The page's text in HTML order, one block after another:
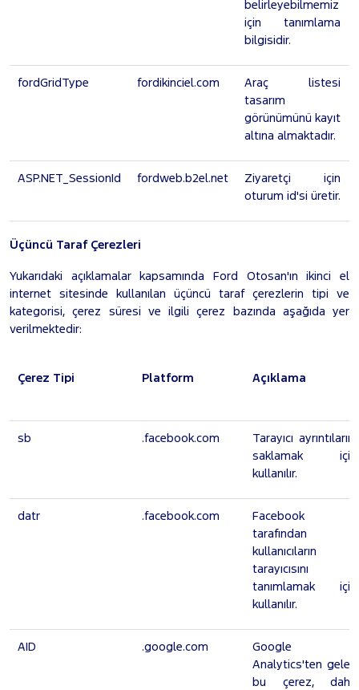
belirleyebilmemiz
için tanımlama
bilgisidir.
fordGridType fordikinciel.com
Araç listesi
tasarım
görünümünü kayıt
altına almaktadır.
ASP.NET_SessionId fordweb.b2el.net
Ziyaretçi için
oturum id'si üretir.
Üçüncü Taraf Çerezleri
Yukarıdaki açıklamalar kapsamında Ford Otosan'ın ikinci el
internet sitesinde kullanılan üçüncü taraf çerezlerin tipi ve
kategorisi, çerez süresi ve ilgili çerez bazında aşağıda yer
verilmektedir:
Çerez Tipi Platform Açıklama
sb .facebook.com
Tarayıcı ayrıntılarını
saklamak için
kullanılır.
datr .facebook.com
Facebook
tarafından
kullanıcıların
tarayıcısını
tanımlamak için
kullanılır.
AID .google.com
Google
Analytics'ten gelen
bu çerez, daha